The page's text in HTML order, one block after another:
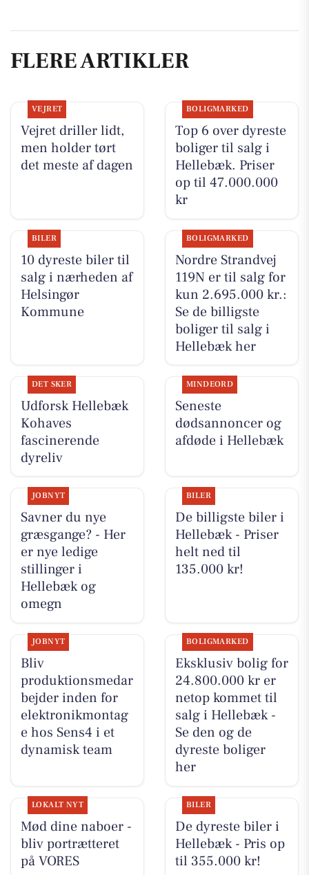
FLERE ARTIKLER
VEJRET
Vejret driller lidt,
men holder tørt
det meste af dagen
BOLIGMARKED
Top 6 over dyreste
boliger til salg i
Hellebæk. Priser
op til 47.000.000
kr
BILER
10 dyreste biler til
salg i nærheden af
Helsingør
Kommune
BOLIGMARKED
Nordre Strandvej
119N er til salg for
kun 2.695.000 kr.:
Se de billigste
boliger til salg i
Hellebæk her
DET SKER
Udforsk Hellebæk
Kohaves
fascinerende
dyreliv
MINDEORD
Seneste
dødsannoncer og
afdøde i Hellebæk
JOBNYT
Savner du nye
græsgange? - Her
er nye ledige
stillinger i
Hellebæk og
omegn
BILER
De billigste biler i
Hellebæk - Priser
helt ned til
135.000 kr!
JOBNYT
Bliv
produktionsmedar
bejder inden for
elektronikmontag
e hos Sens4 i et
dynamisk team
BOLIGMARKED
Eksklusiv bolig for
24.800.000 kr er
netop kommet til
salg i Hellebæk -
Se den og de
dyreste boliger
her
LOKALT NYT
Mød dine naboer -
bliv portrætteret
på VORES
BILER
De dyreste biler i
Hellebæk - Pris op
til 355.000 kr!